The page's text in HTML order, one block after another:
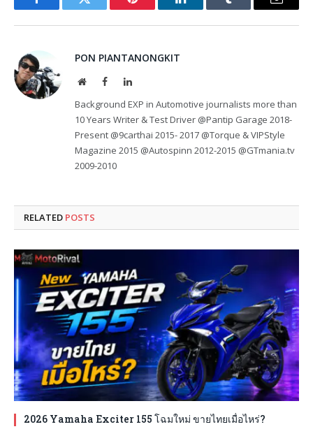
FacebookTwitter Pinterest LinkedInTumblr Email
PON PIANTANONGKIT
WebsiteFacebookLinkedIn
Background EXP in Automotive journalists more than
10 Years Writer & Test Driver @Pantip Garage 2018-
Present @9carthai 2015- 2017 @Torque & VIPStyle
Magazine 2015 @Autospinn 2012-2015 @GTmania.tv
2009-2010
RELATED POSTS
2026 Yamaha Exciter 155 โฉมใหม่ ขายไทยเมื่อไหร่?